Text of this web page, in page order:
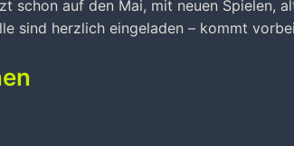
schon auf den Mai, mit neuen Spielen,
sind herzlich eingeladen – kommt